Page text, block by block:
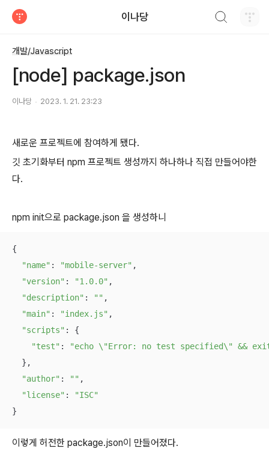
이나당
개발/Javascript
[node] package.json
이나당 2023. 1. 21. 23:23
새로운 프로젝트에 참여하게 됐다.
깃 초기화부터 npm 프로젝트 생성까지 하나하나 직접 만들어야한
다.
npm init으로 package.json 을 생성하니
{
"name" : "mobile-server" ,
"version" : "1.0.0" ,
"description" : "" ,
"main" : "index.js" ,
"scripts" : {
"test" :
"echo \"Error: no test specified\" &&
  },
"author" : "" ,
"license" :
"ISC"
}
이렇게 허전한 package.json이 만들어졌다.